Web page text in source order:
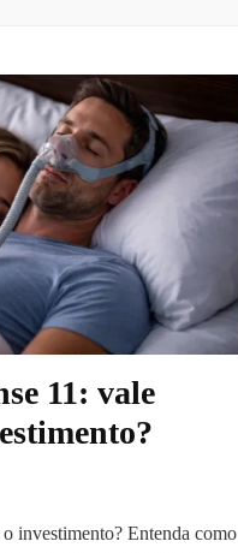
11: vale
investimento? Entenda como